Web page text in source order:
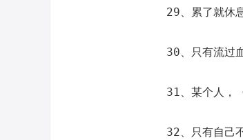
29、累了就休
30、只有流过
31、某个人，
32、只有自己